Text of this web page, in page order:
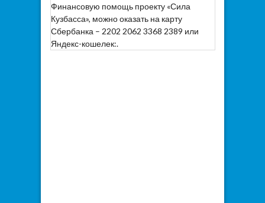
Финансовую помощь проекту «Сила
Кузбасса», можно оказать на карту
Сбербанка – 2202 2062 3368 2389 или
Яндекс-кошелек:.